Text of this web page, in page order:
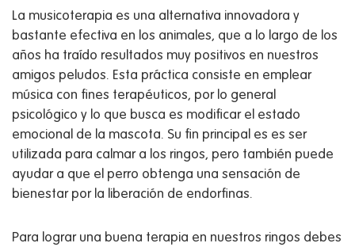
La musicoterapia es una alternativa innovadora y
bastante efectiva en los animales, que a lo largo de los
años ha traído resultados muy positivos en nuestros
amigos peludos. Esta práctica consiste en emplear
música con fines terapéuticos, por lo general
psicológico y lo que busca es modificar el estado
emocional de la mascota. Su fin principal es es ser
utilizada para calmar a los ringos, pero también puede
ayudar a que el perro obtenga una sensación de
bienestar por la liberación de endorfinas.
Para lograr una buena terapia en nuestros ringos debes